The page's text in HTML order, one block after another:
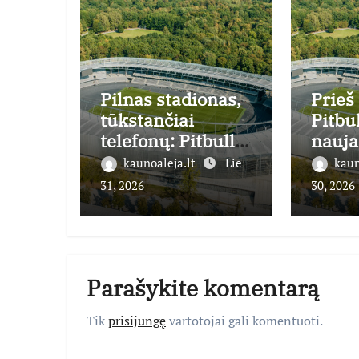
Pilnas stadionas,
tūkstančiai
telefonų: Pitbull
gerbėjams turi
gerą žinią dėl
ryšio
kaunoaleja.lt
Lie
31, 2026
30, 2026
Parašykite komentarą
Tikprisijungęvartotojai gali komentuoti.